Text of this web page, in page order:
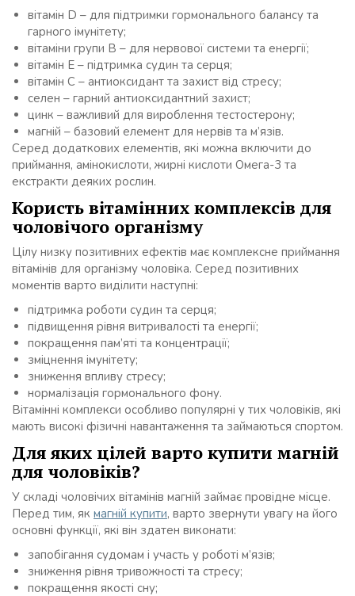
вітамін D – для підтримки гормонального балансу та
гарного імунітету;
вітаміни групи B – для нервової системи та енергії;
вітамін Е – підтримка судин та серця;
вітамін С – антиоксидант та захист від стресу;
селен – гарний антиоксидантний захист;
цинк – важливий для вироблення тестостерону;
магній – базовий елемент для нервів та м’язів.
Серед додаткових елементів, які можна включити до
приймання, амінокислоти, жирні кислоти Омега-3 та
екстракти деяких рослин.
Користь вітамінних комплексів для
чоловічого організму
Цілу низку позитивних ефектів має комплексне приймання
вітамінів для організму чоловіка. Серед позитивних
моментів варто виділити наступні:
підтримка роботи судин та серця;
підвищення рівня витривалості та енергії;
покращення пам’яті та концентрації;
зміцнення імунітету;
зниження впливу стресу;
нормалізація гормонального фону.
Вітамінні комплекси особливо популярні у тих чоловіків, які
мають високі фізичні навантаження та займаються спортом.
Для яких цілей варто купити магній
для чоловіків?
У складі чоловічих вітамінів магній займає провідне місце.
Перед тим, як магній купити, варто звернути увагу на його
основні функції, які він здатен виконати:
запобігання судомам і участь у роботі м’язів;
зниження рівня тривожності та стресу;
покращення якості сну;